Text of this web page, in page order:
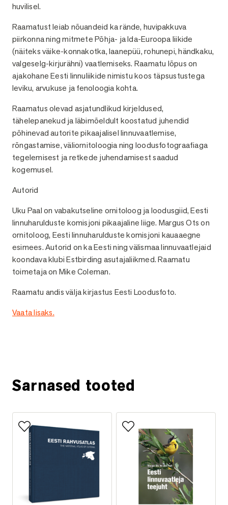
huvilisel.
Raamatust leiab nõuandeid ka rände, huvipakkuva
piirkonna ning mitmete Põhja- ja Ida-Euroopa liikide
(näiteks väike-konnakotka, laanepüü, rohunepi, händkaku,
valgeselg-kirjurähni) vaatlemiseks. Raamatu lõpus on
ajakohane Eesti linnuliikide nimistu koos täpsustustega
leviku, arvukuse ja fenoloogia kohta.
Raamatus olevad asjatundlikud kirjeldused,
tähelepanekud ja läbimõeldult koostatud juhendid
põhinevad autorite pikaajalisel linnuvaatlemise,
rõngastamise, väliornitoloogia ning loodusfotograafiaga
tegelemisest ja retkede juhendamisest saadud
kogemusel.
Autorid
Uku Paal on vabakutseline ornitoloog ja loodusgiid, Eesti
linnuharulduste komisjoni pikaajaline liige. Margus Ots on
ornitoloog, Eesti linnuharulduste komisjoni kauaaegne
esimees. Autorid on ka Eesti ning välismaa linnuvaatlejaid
koondava klubi Estbirding asutajaliikmed. Raamatu
toimetaja on Mike Coleman.
Raamatu andis välja kirjastus Eesti Loodusfoto.
Vaata lisaks.
Sarnased tooted
Lisa lemmikutesse Lisa lemmikutesse